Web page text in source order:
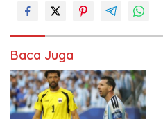
Baca Juga